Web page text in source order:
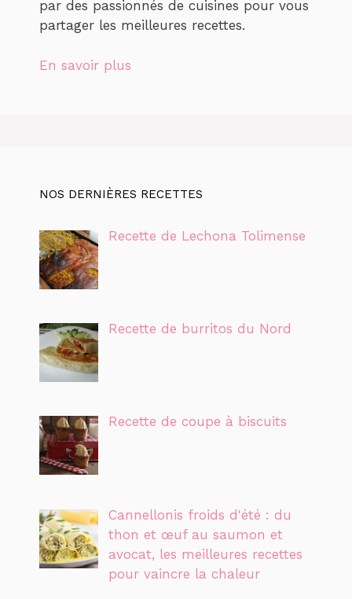
par des passionnés de cuisines pour vous
partager les meilleures recettes.
En savoir plus
NOS DERNIÈRES RECETTES
Recette de Lechona Tolimense
Recette de burritos du Nord
Recette de coupe à biscuits
Cannellonis froids d'été : du
thon et œuf au saumon et
avocat, les meilleures recettes
pour vaincre la chaleur